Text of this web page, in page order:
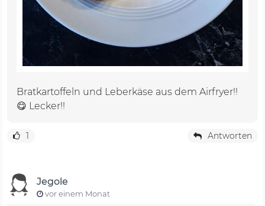
Bratkartoffeln und Leberkäse aus dem Airfryer!!
😋 Lecker!!
1 Antworten
Jegole
vor einem Monat